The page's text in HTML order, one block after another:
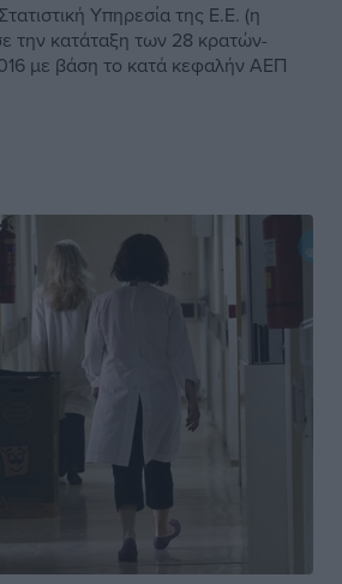
Υπηρεσία της Ε.Ε. (η
την κατάταξη των 28 κρατών-
με βάση το κατά κεφαλήν ΑΕΠ